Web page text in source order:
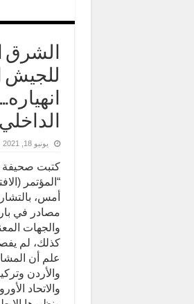
الشرق
للجيش
الداخلي
يونيو 18, 2021
كتبت صحيفة
“المؤتمر
أمس،
مصادر في
والجهات
كذلك، لم
علم أن
والأردن
والاتحاد